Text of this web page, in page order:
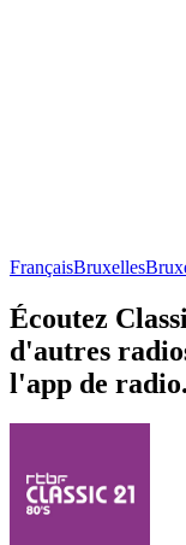
FrançaisBruxelles
Écoutez
d'autres
l'app de